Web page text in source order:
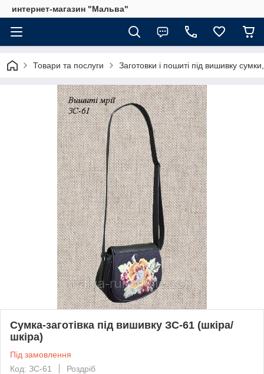
интернет-магазин "Мальва"
Товари та послуги Заготовки і пошиті під вишивку
Сумка-заготівка під вишивку ЗС-61 (шкіра/
шкіра)
Під замовлення
Код: ЗС-61
Роздріб